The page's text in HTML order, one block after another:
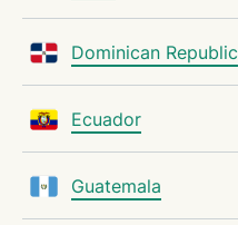
Dominican Republic
Ecuador
Guatemala